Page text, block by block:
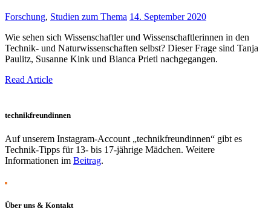
Forschung, Studien zum Thema 14. September 2020
Wie sehen sich Wissenschaftler und Wissenschaftlerinnen in den
Technik- und Naturwissenschaften selbst? Dieser Frage sind Tanja
Paulitz, Susanne Kink und Bianca Prietl nachgegangen.
Read Article
technikfreundinnen
Auf unserem Instagram-Account „technikfreundinnen“ gibt es
Technik-Tipps für 13- bis 17-jährige Mädchen. Weitere
Informationen im Beitrag.
Über uns & Kontakt